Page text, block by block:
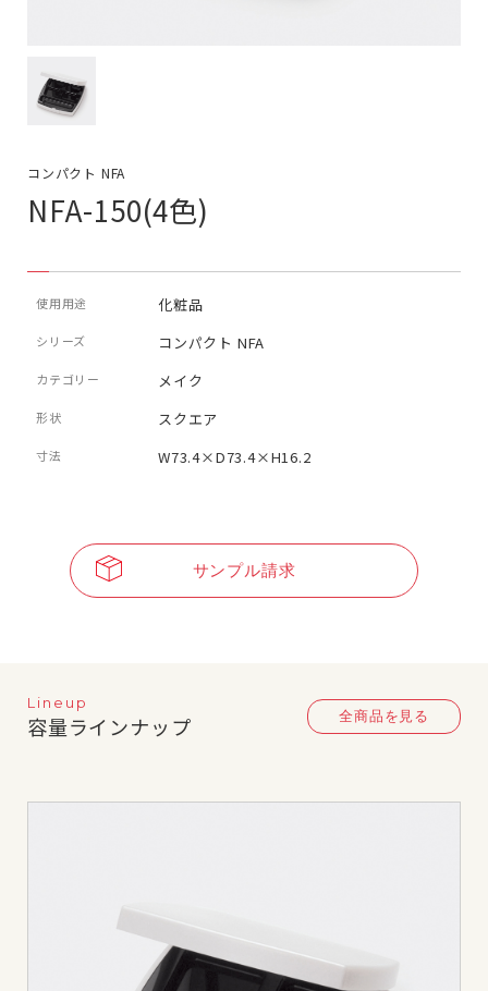
コンパクト NFA
NFA-150(4色)
使用用途 化粧品
シリーズ コンパクト NFA
カテゴリー メイク
形状 スクエア
寸法 W73.4×D73.4×H16.2
サンプル請求
Lineup
容量ラインナップ 全商品を見る